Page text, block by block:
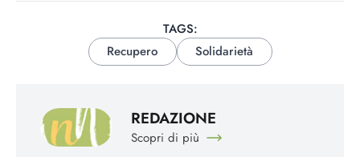
TAGS:
Recupero
Solidarietà
REDAZIONE
Scopri di più